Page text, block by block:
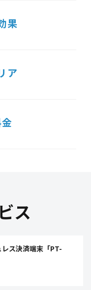
果
ア
ス
ス決済端末「PT-